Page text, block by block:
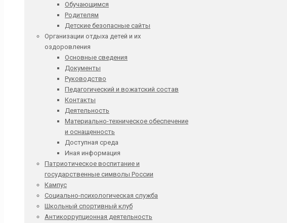
Обучающимся
Родителям
Детские безопасные сайты
Организации отдыха детей и их
оздоровления
Основные сведения
Документы
Руководство
Педагогический и вожатский состав
Контакты
Деятельность
Материально-техническое обеспечение
и оснащенность
Доступная среда
Иная информация
Патриотическое воспитание и
государственные символы России
Кампус
Социально-психологическая служба
Школьный спортивный клуб
Антикоррупционная деятельность